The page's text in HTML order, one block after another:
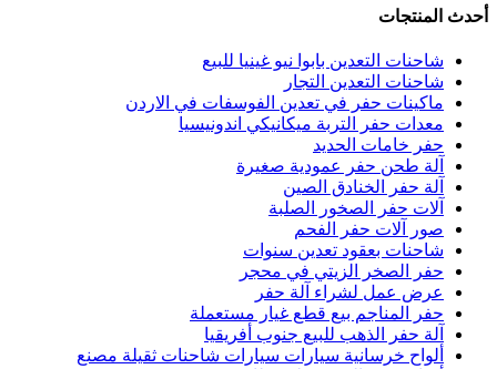
أحدث المنتجات
شاحنات التعدين بابوا نيو غينيا للبيع
شاحنات التعدين التجار
ماكينات حفر في تعدين الفوسفات في الاردن
معدات حفر التربة ميكانيكي اندونيسيا
حفر خامات الحديد
آلة طحن حفر عمودية صغيرة
آلة حفر الخنادق الصين
آلات حفر الصخور الصلبة
صور آلات حفر الفحم
شاحنات بعقود تعدين سنوات
حفر الصخر الزيتي في محجر
عرض عمل لشراء آلة حفر
حفر المناجم بيع قطع غيار مستعملة
آلة حفر الذهب للبيع جنوب أفريقيا
ألواح خرسانية سيارات سيارات شاحنات ثقيلة مصنع